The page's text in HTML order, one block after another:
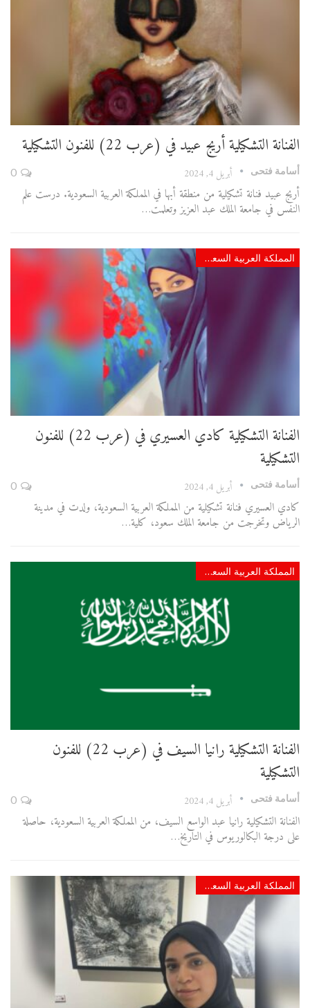
الفنانة التشكيلية أريج عبيد في (عرب 22) للفنون التشكيلية
أسامة فتحى أبريل 4, 2024
أريج عبيد فنانة تشكيلية من منطقة أبها في المملكة العربية السعودية. درست علم
النفس في جامعة الملك عبد العزيز وتعلمت…
المملكة العربية السعودية
الفنانة التشكيلية كادي العسيري في (عرب 22) للفنون
التشكيلية
أسامة فتحى أبريل 4, 2024
كادي العسيري فنانة تشكيلية من المملكة العربية السعودية، ولدت في مدينة
الرياض وتخرجت من جامعة الملك سعود، كلية…
المملكة العربية السعودية
الفنانة التشكيلية رانيا السيف في (عرب 22) للفنون
التشكيلية
أسامة فتحى أبريل 4, 2024
الفنانة التشكيلية رانيا عبد الواسع السيف، من المملكة العربية السعودية، حاصلة
على درجة البكالوريوس في التاريخ…
المملكة العربية السعودية